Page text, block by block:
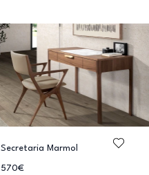
Secretaria Marmol
570€